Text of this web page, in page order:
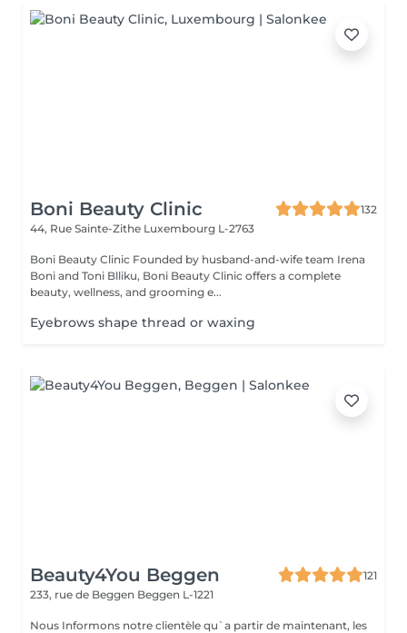
Boni Beauty Clinic
132
44, Rue Sainte-Zithe Luxembourg L-2763
Boni Beauty Clinic Founded by husband-and-wife team Irena
Boni and Toni Blliku, Boni Beauty Clinic offers a complete
beauty, wellness, and grooming e...
Eyebrows shape thread or waxing
Beauty4You Beggen
121
233, rue de Beggen Beggen L-1221
Nous Informons notre clientèle qu`a partir de maintenant, les